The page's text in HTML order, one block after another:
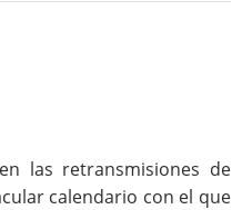
las retransmisiones de
calendario con el que